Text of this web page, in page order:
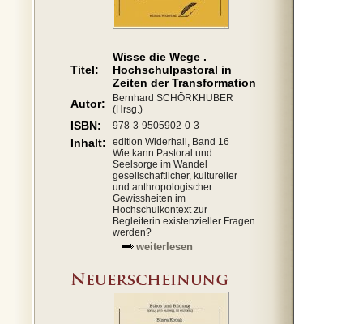
Titel:
Wisse die Wege .
Hochschulpastoral in
Zeiten der Transformation
Autor:
Bernhard SCHÖRKHUBER
(Hrsg.)
ISBN: 978-3-9505902-0-3
Inhalt:
edition Widerhall, Band 16
Wie kann Pastoral und
Seelsorge im Wandel
gesellschaftlicher, kultureller
und anthropologischer
Gewissheiten im
Hochschulkontext zur
Begleiterin existenzieller Fragen
werden?
weiterlesen